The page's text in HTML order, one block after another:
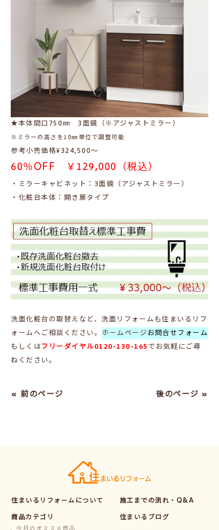
★本体間口750㎜ 3面鏡（※アジャストミラー）
※ミラーの高さを10㎜単位で調整可能
参考小売価格¥324,500～
60％OFF ￥129,000（税込）
・ミラーキャビネット：3面鏡（アジャストミラー）
・化粧台本体：開き扉タイプ
洗面化粧台の取替えなど、洗面リフォームも住まいるリフ
ォームへご相談ください。 ホームページお問合せフォーム
もしくはフリーダイヤル0120-130-165でお気軽にご尋
ねください。
« 前のページ 後のページ »
住まいるリフォームについて
商品カテゴリ
施工までの流れ・Q&A
住まいるブログ